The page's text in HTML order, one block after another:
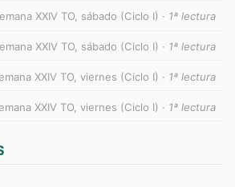
XXIV TO, sábado (Ciclo I) · 1ª lectura
XXIV TO, sábado (Ciclo I) · 1ª lectura
XXIV TO, viernes (Ciclo I) · 1ª lectura
XXIV TO, viernes (Ciclo I) · 1ª lectura